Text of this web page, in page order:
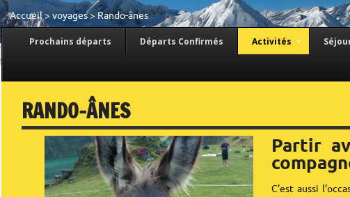
Accueil >voyages>Rando-ânes
Prochains départs Départs Confirmés Activités
RANDO-ÂNES
Partir
C’est aussi